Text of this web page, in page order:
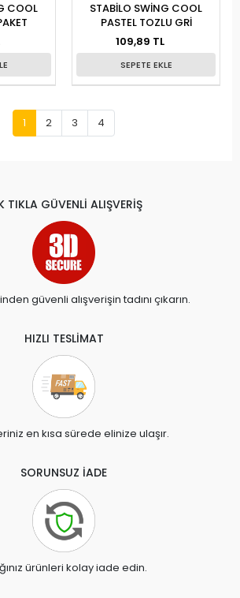
COOL
STABİLO SWİNG COOL
PASTEL TOZLU GRİ
109,89 TL
SEPETE EKLE
1 2 3 4
TIKLA GÜVENLİ ALIŞVERİŞ
güvenli alışverişin tadını çıkarın.
HIZLI TESLİMAT
en kısa sürede elinize ulaşır.
SORUNSUZ İADE
ürünleri kolay iade edin.